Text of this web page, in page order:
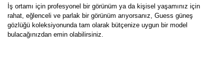
İş ortamı için profesyonel bir görünüm ya da kişisel yaşamınız için
rahat, eğlenceli ve parlak bir görünüm arıyorsanız, Guess güneş
gözlüğü koleksiyonunda tam olarak bütçenize uygun bir model
bulacağınızdan emin olabilirsiniz.